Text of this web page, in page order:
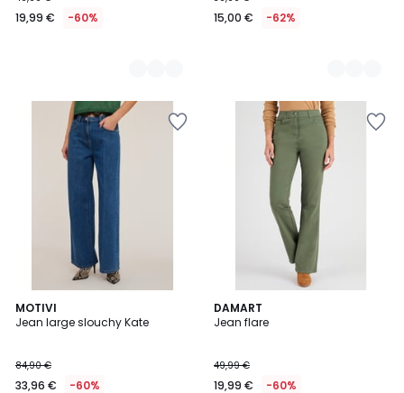
19,99 € -60% 15,00 € -62%
MOTIVI
Jean large slouchy Kate
84,90 €
33,96 € -60%
DAMART
Jean flare
49,99 €
19,99 € -60%